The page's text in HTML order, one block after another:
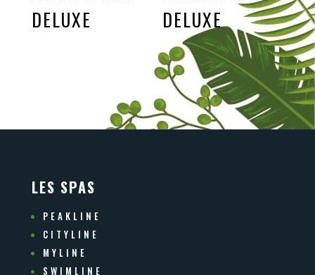
DELUXE
DELUXE
LES SPAS
PEAKLINE
CITYLINE
MYLINE
SWIMLINE